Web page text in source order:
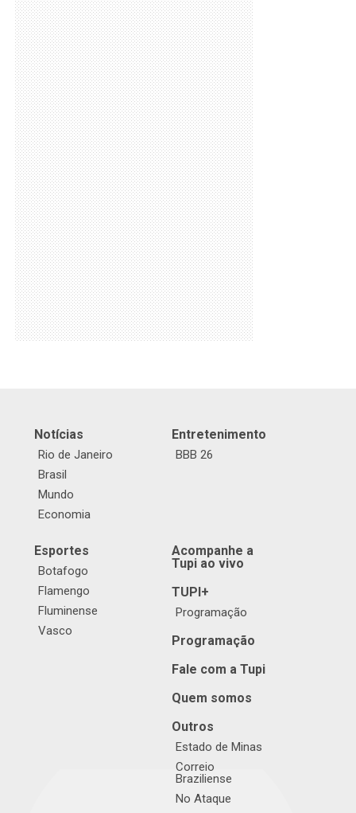
Notícias
Rio de Janeiro
Brasil
Mundo
Economia
Entretenimento
BBB 26
Esportes
Botafogo
Flamengo
Fluminense
Vasco
Acompanhe a
Tupi ao vivo
TUPI+
Programação
Programação
Fale com a Tupi
Quem somos
Outros
Estado de Minas
Correio
Braziliense
No Ataque